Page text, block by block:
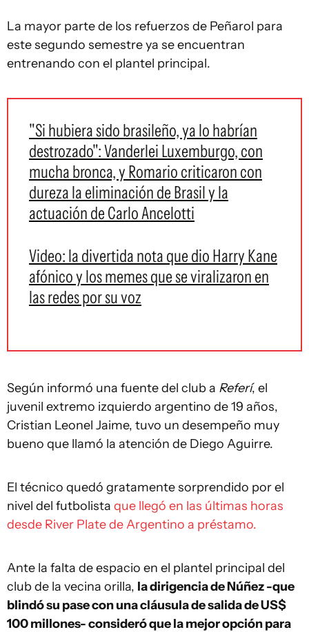
La mayor parte de los refuerzos de Peñarol para
este segundo semestre ya se encuentran
entrenando con el plantel principal.
"Si hubiera sido brasileño, ya lo habrían
destrozado": Vanderlei Luxemburgo, con
mucha bronca, y Romario criticaron con
dureza la eliminación de Brasil y la
actuación de Carlo Ancelotti
Video: la divertida nota que dio Harry Kane
afónico y los memes que se viralizaron en
las redes por su voz
Según informó una fuente del club a Referí, el
juvenil extremo izquierdo argentino de 19 años,
Cristian Leonel Jaime, tuvo un desempeño muy
bueno que llamó la atención de Diego Aguirre.
El técnico quedó gratamente sorprendido por el
nivel del futbolista que llegó en las últimas horas
desde River Plate de Argentino a préstamo.
Ante la falta de espacio en el plantel principal del
club de la vecina orilla, la dirigencia de Núñez -que
blindó su pase con una cláusula de salida de US$
100 millones- consideró que la mejor opción para